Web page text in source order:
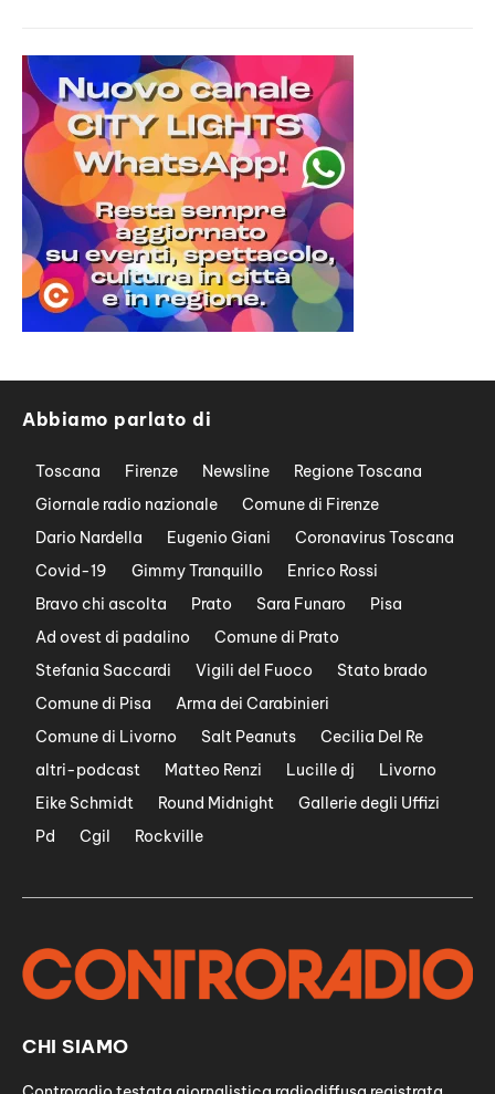
Abbiamo parlato di
Toscana Firenze Newsline
Regione Toscana
Giornale radio nazionale
Comune di Firenze
Dario Nardella
Eugenio Giani
Coronavirus Toscana
Covid-19
Gimmy Tranquillo
Enrico Rossi
Bravo chi ascolta
Prato Sara Funaro
Pisa
Ad ovest di padalino
Comune di Prato
Stefania Saccardi
Vigili del Fuoco
Stato brado
Comune di Pisa
Arma dei Carabinieri
Comune di Livorno
Salt Peanuts
Cecilia Del Re
altri-podcast
Matteo Renzi Lucille dj
Livorno
Eike Schmidt
Round Midnight
Gallerie degli Uffizi
Pd
Cgil Rockville
CHI SIAMO